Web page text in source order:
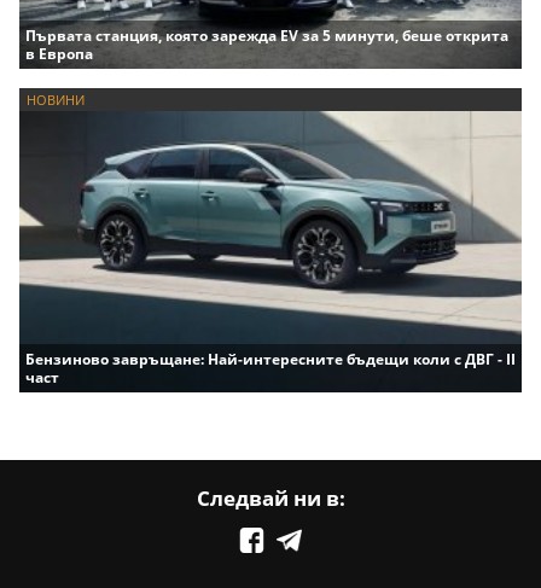
Първата станция, която зарежда EV за 5 минути, беше открита
в Европа
НОВИНИ
Бензиново завръщане: Най-интересните бъдещи коли с ДВГ - II
част
Следвай ни в: